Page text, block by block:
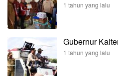
1 tahun yang lalu
Gubernur
1 tahun yang lalu